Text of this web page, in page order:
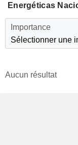
Energéticas
Importance
Sélectionner une
Aucun résultat